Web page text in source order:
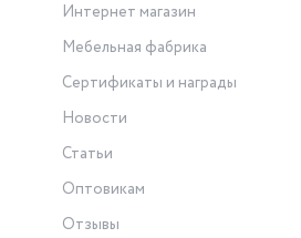
Интернет магазин
Мебельная фабрика
Сертификаты и награды
Новости
Статьи
Оптовикам
Отзывы